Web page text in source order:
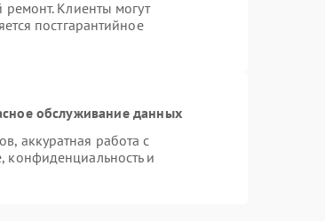
Клиенты могут
постгарантийное
обслуживание данных
аккуратная работа с
конфиденциальность и